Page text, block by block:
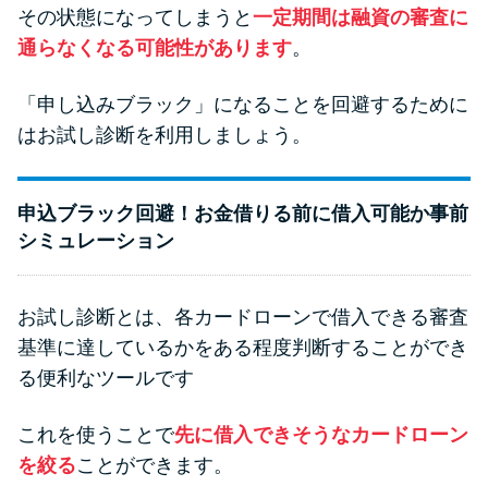
その状態になってしまうと 一定期間は融資の審査に
通らなくなる可能性があります。
「申し込みブラック」になることを回避するために
はお試し診断を利用しましょう。
申込ブラック回避！お金借りる前に借入可能か事前
シミュレーション
お試し診断とは、各カードローンで借入できる審査
基準に達しているかをある程度判断することができ
る便利なツールです
これを使うことで先に借入できそうなカードローン
を絞ることができます。